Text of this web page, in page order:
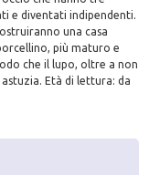
e diventati indipendenti.
una casa
più maturo e
che il lupo, oltre a non
Età di lettura: da